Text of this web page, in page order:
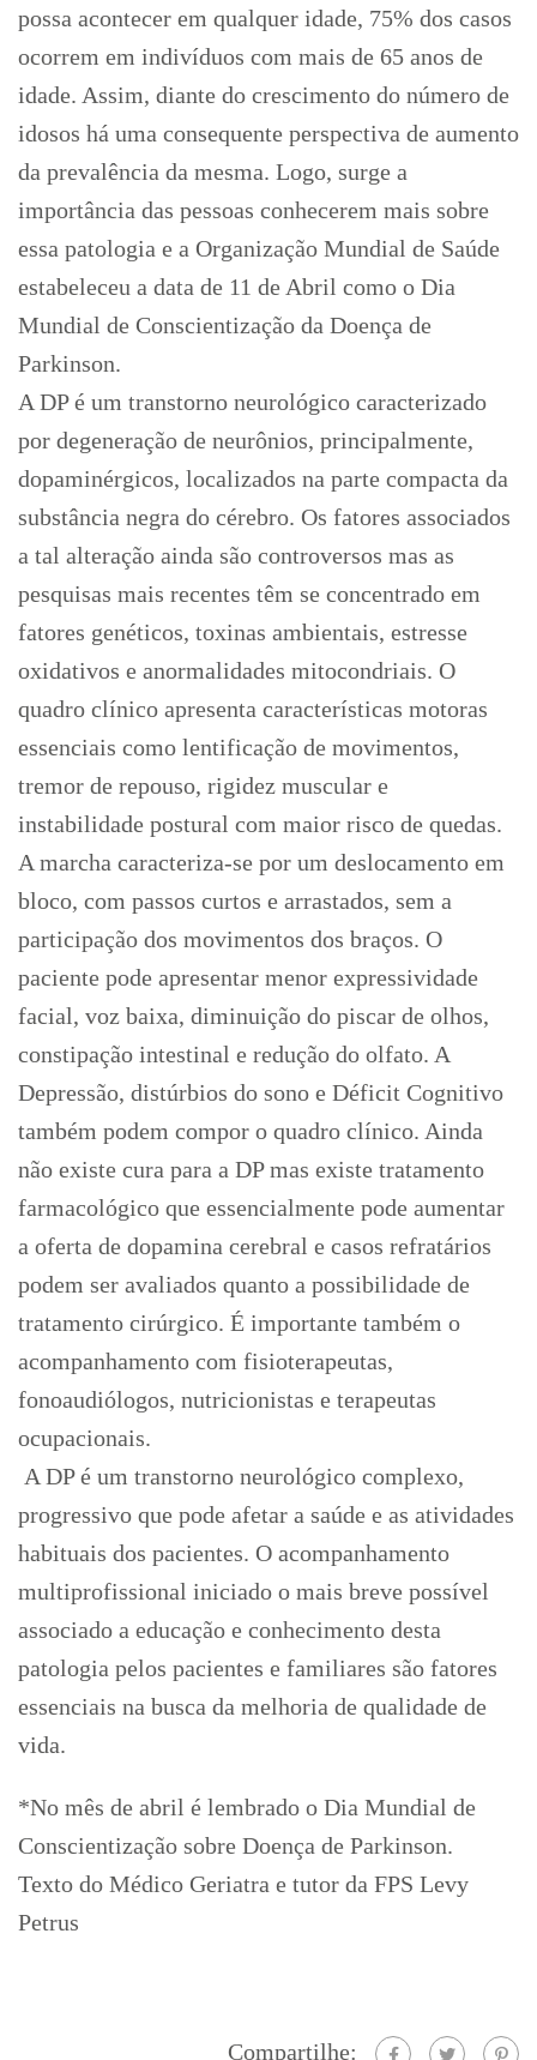
possa acontecer em qualquer idade, 75% dos casos
ocorrem em indivíduos com mais de 65 anos de
idade. Assim, diante do crescimento do número de
idosos há uma consequente perspectiva de aumento
da prevalência da mesma. Logo, surge a
importância das pessoas conhecerem mais sobre
essa patologia e a Organização Mundial de Saúde
estabeleceu a data de 11 de Abril como o Dia
Mundial de Conscientização da Doença de
Parkinson.
A DP é um transtorno neurológico caracterizado
por degeneração de neurônios, principalmente,
dopaminérgicos, localizados na parte compacta da
substância negra do cérebro. Os fatores associados
a tal alteração ainda são controversos mas as
pesquisas mais recentes têm se concentrado em
fatores genéticos, toxinas ambientais, estresse
oxidativos e anormalidades mitocondriais. O
quadro clínico apresenta características motoras
essenciais como lentificação de movimentos,
tremor de repouso, rigidez muscular e
instabilidade postural com maior risco de quedas.
A marcha caracteriza-se por um deslocamento em
bloco, com passos curtos e arrastados, sem a
participação dos movimentos dos braços. O
paciente pode apresentar menor expressividade
facial, voz baixa, diminuição do piscar de olhos,
constipação intestinal e redução do olfato. A
Depressão, distúrbios do sono e Déficit Cognitivo
também podem compor o quadro clínico. Ainda
não existe cura para a DP mas existe tratamento
farmacológico que essencialmente pode aumentar
a oferta de dopamina cerebral e casos refratários
podem ser avaliados quanto a possibilidade de
tratamento cirúrgico. É importante também o
acompanhamento com fisioterapeutas,
fonoaudiólogos, nutricionistas e terapeutas
ocupacionais.
A DP é um transtorno neurológico complexo,
progressivo que pode afetar a saúde e as atividades
habituais dos pacientes. O acompanhamento
multiprofissional iniciado o mais breve possível
associado a educação e conhecimento desta
patologia pelos pacientes e familiares são fatores
essenciais na busca da melhoria de qualidade de
vida.
*No mês de abril é lembrado o Dia Mundial de
Conscientização sobre Doença de Parkinson.
Texto do Médico Geriatra e tutor da FPS Levy
Petrus
Compartilhe: